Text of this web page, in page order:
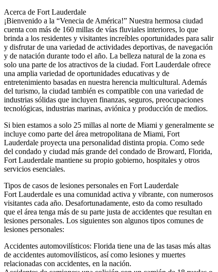
Acerca de Fort Lauderdale
¡Bienvenido a la “Venecia de América!” Nuestra hermosa ciudad
cuenta con más de 160 millas de vías fluviales interiores, lo que
brinda a los residentes y visitantes increíbles oportunidades para salir
y disfrutar de una variedad de actividades deportivas, de navegación
y de natación durante todo el año. La belleza natural de la zona es
solo una parte de los atractivos de la ciudad. Fort Lauderdale ofrece
una amplia variedad de oportunidades educativas y de
entretenimiento basadas en nuestra herencia multicultural. Además
del turismo, la ciudad también es compatible con una variedad de
industrias sólidas que incluyen finanzas, seguros, preocupaciones
tecnológicas, industrias marinas, aviónica y producción de medios.
Si bien estamos a solo 25 millas al norte de Miami y generalmente se
incluye como parte del área metropolitana de Miami, Fort
Lauderdale proyecta una personalidad distinta propia. Como sede
del condado y ciudad más grande del condado de Broward, Florida,
Fort Lauderdale mantiene su propio gobierno, hospitales y otros
servicios esenciales.
Tipos de casos de lesiones personales en Fort Lauderdale
Fort Lauderdale es una comunidad activa y vibrante, con numerosos
visitantes cada año. Desafortunadamente, esto da como resultado
que el área tenga más de su parte justa de accidentes que resultan en
lesiones personales. Los siguientes son algunos tipos comunes de
lesiones personales:
Accidentes automovilísticos: Florida tiene una de las tasas más altas
de accidentes automovilísticos, así como lesiones y muertes
relacionadas con accidentes, en la nación.